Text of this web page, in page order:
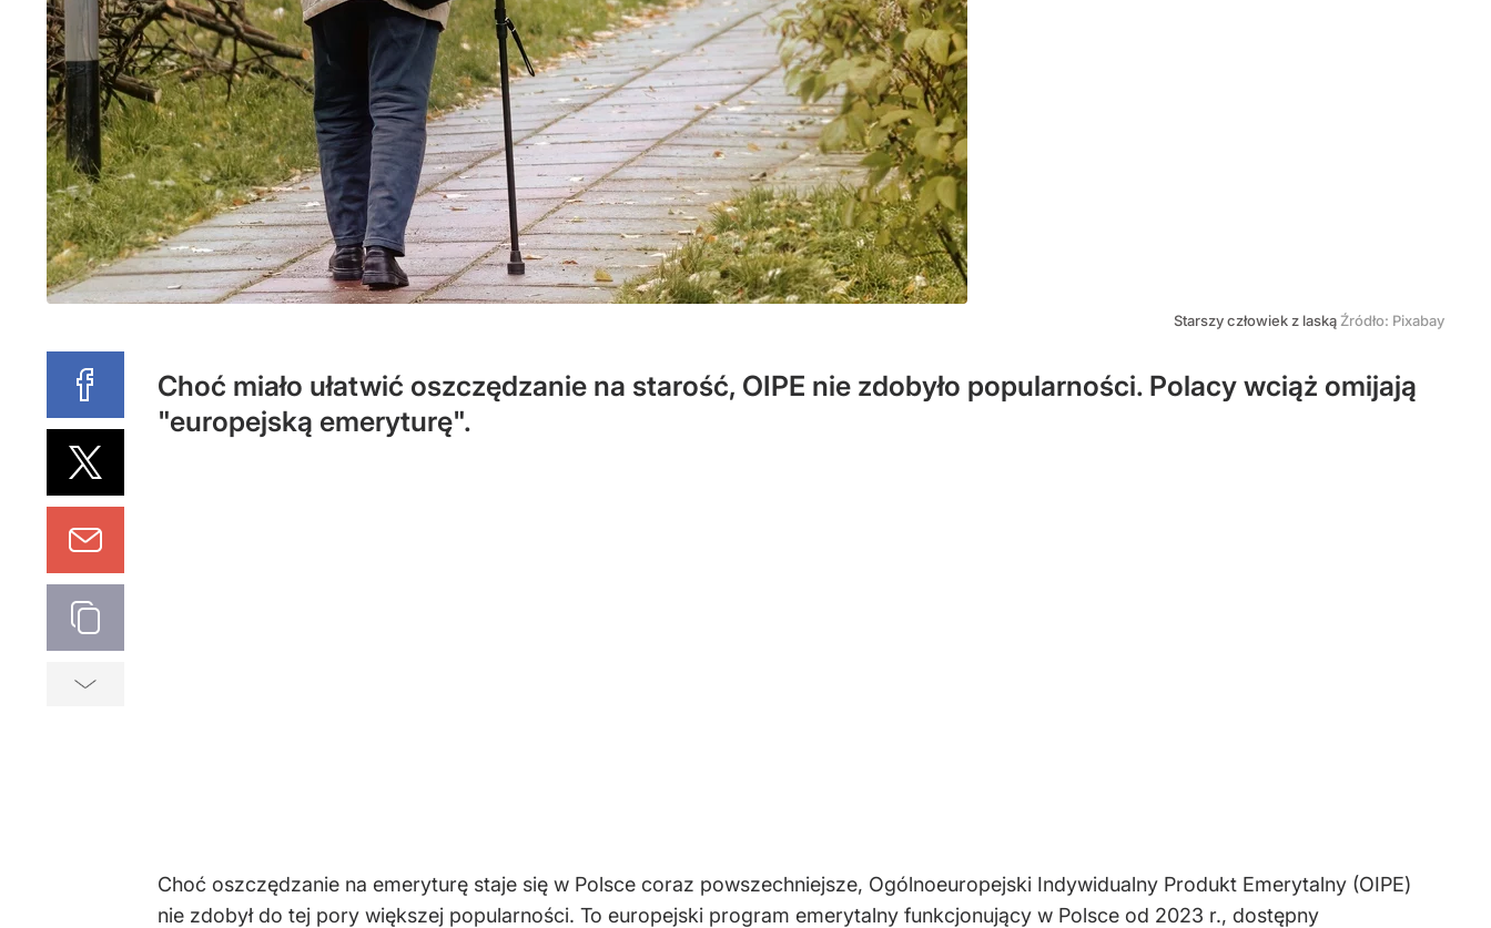
Starszy człowiek z laską Źródło: Pixabay
Choć miało ułatwić oszczędzanie na starość, OIPE nie zdobyło popularności. Polacy wciąż omijają
"europejską emeryturę".
Choć oszczędzanie na emeryturę staje się w Polsce coraz powszechniejsze, Ogólnoeuropejski Indywidualny Produkt Emerytalny (OIPE)
nie zdobył do tej pory większej popularności. To europejski program emerytalny funkcjonujący w Polsce od 2023 r., dostępny